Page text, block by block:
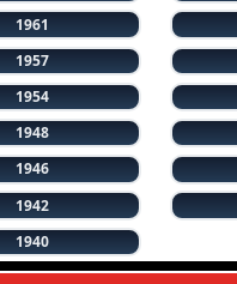
1961
1957
1954
1948
1946
1942
1940